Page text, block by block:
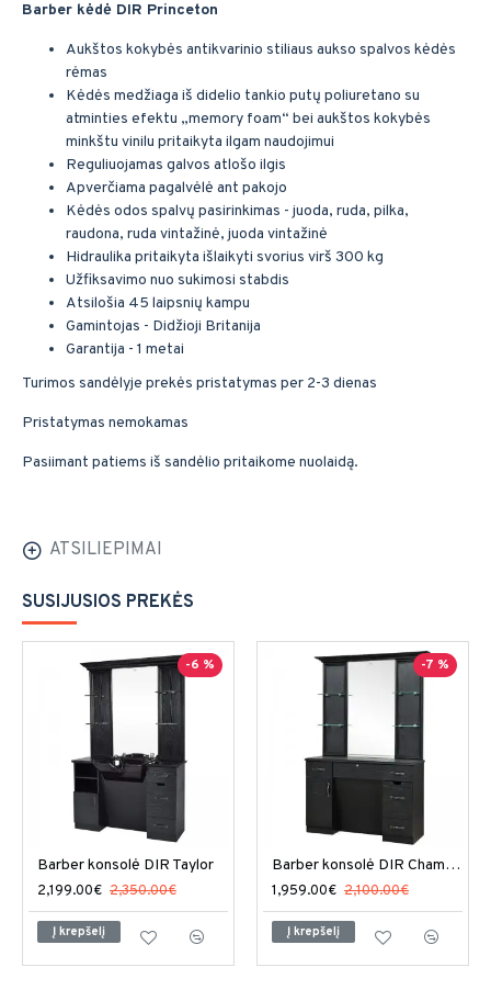
Barber kėdė DIR Princeton
Aukštos kokybės antikvarinio stiliaus aukso spalvos kėdės
rėmas
Kėdės medžiaga iš didelio tankio putų poliuretano su
atminties efektu „memory foam“ bei aukštos kokybės
minkštu vinilu pritaikyta ilgam naudojimui
Reguliuojamas galvos atlošo ilgis
Apverčiama pagalvėlė ant pakojo
Kėdės odos spalvų pasirinkimas - juoda, ruda, pilka,
raudona, ruda vintažinė, juoda vintažinė
Hidraulika pritaikyta išlaikyti svorius virš 300 kg
Užfiksavimo nuo sukimosi stabdis
Atsilošia 45 laipsnių kampu
Gamintojas - Didžioji Britanija
Garantija - 1 metai
Turimos sandėlyje prekės pristatymas per 2-3 dienas
Pristatymas nemokamas
Pasiimant patiems iš sandėlio pritaikome nuolaidą.
ATSILIEPIMAI
SUSIJUSIOS PREKĖS
-6 %
Barber konsolė DIR Taylor
2,199.00€ 2,350.00€
Į krepšelį
-7 %
Barber konsolė DIR Champion
1,959.00€ 2,100.00€
Į krepšelį